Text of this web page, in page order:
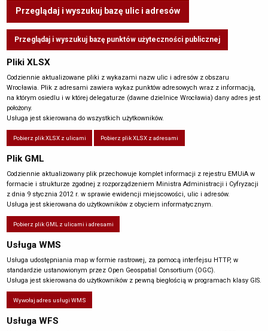
Przeglądaj i wyszukuj bazę ulic i adresów
Przeglądaj i wyszukuj bazę punktów użyteczności publicznej
Pliki XLSX
Codziennie aktualizowane pliki z wykazami nazw ulic i adresów z obszaru
Wrocławia. Plik z adresami zawiera wykaz punktów adresowych wraz z informacją,
na którym osiedlu i w której delegaturze (dawne dzielnice Wrocławia) dany adres jest
położony.
Usługa jest skierowana do wszystkich użytkowników.
Pobierz plik XLSX z ulicami Pobierz plik XLSX z adresami
Plik GML
Codziennie aktualizowany plik przechowuje komplet informacji z rejestru EMUiA w
formacie i strukturze zgodnej z rozporządzeniem Ministra Administracji i Cyfryzacji
z dnia 9 stycznia 2012 r. w sprawie ewidencji miejscowości, ulic i adresów.
Usługa jest skierowana do użytkowników z obyciem informatycznym.
Pobierz plik GML z ulicami i adresami
Usługa WMS
Usługa udostępniania map w formie rastrowej, za pomocą interfejsu HTTP, w
standardzie ustanowionym przez Open Geospatial Consortium (OGC).
Usługa jest skierowana do użytkowników z pewną biegłością w programach klasy GIS.
Wywołaj adres usługi WMS
Usługa WFS